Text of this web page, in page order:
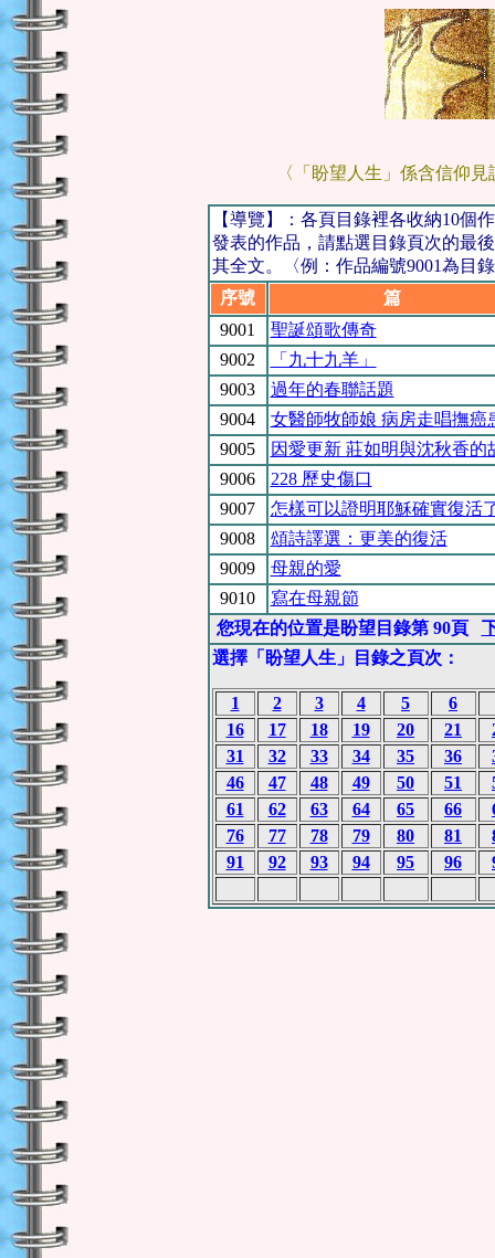
〈「盼望人生」係含信仰
【導覽】：各頁目錄裡各收納10個
發表的作品，請點選目錄頁次的最
其全文。〈例：作品編號9001為目
序號
篇
9001
聖誕頌歌傳奇
9002
「九十九羊」
9003
過年的春聯話題
9004
女醫師牧師娘 病房走唱撫癌
9005
因愛更新 莊如明與沈秋香的
9006
228 歷史傷口
9007
怎樣可以證明耶穌確實復活
9008
頌詩譯選：更美的復活
9009
母親的愛
9010
寫在母親節
您現在的位置是盼望目錄第 90頁
選擇「盼望人生」目錄之頁次：
1 2 3 4 5
6
16
17 18 19 20 21
31
32 33 34 35 36
46
47 48 49 50 51
61
62 63 64 65 66
76
77 78 79 80 81
91
92 93 94 95 96